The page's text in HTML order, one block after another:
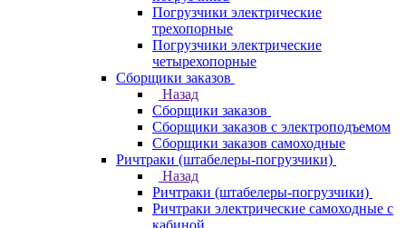
Погрузчики электрические
трехопорные
Погрузчики электрические
четырехопорные
Сборщики заказов
Назад
Сборщики заказов
Сборщики заказов с электроподъемом
Сборщики заказов самоходные
Ричтраки (штабелеры-погрузчики)
Назад
Ричтраки (штабелеры-погрузчики)
Ричтраки электрические самоходные с
кабиной